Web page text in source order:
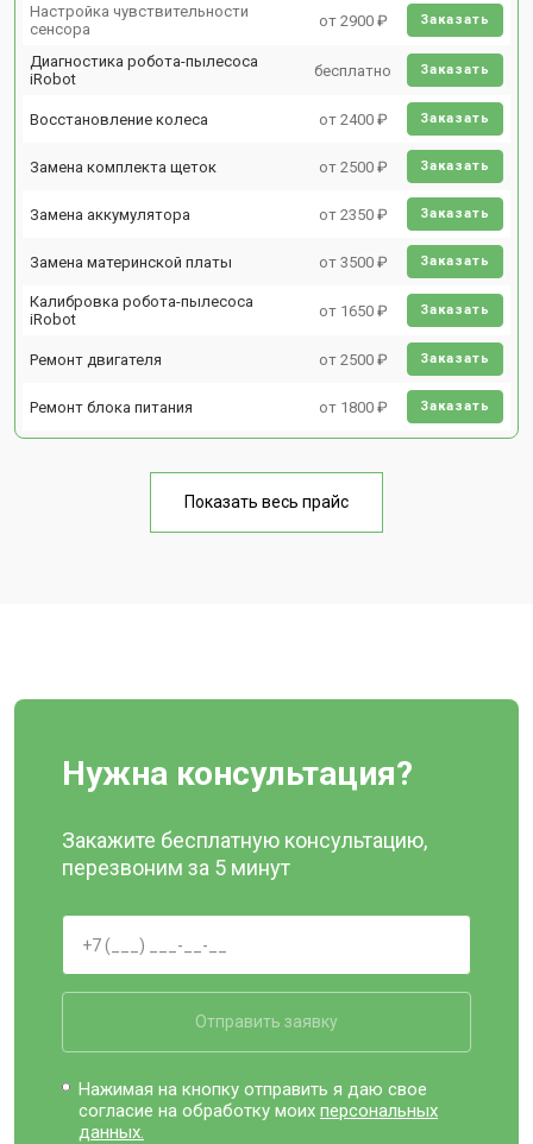
Настройка чувствительности
сенсора
от 2900 ₽ Заказать
Диагностика робота-пылесоса
iRobot
бесплатно Заказать
Восстановление колеса от 2400 ₽ Заказать
Замена комплекта щеток от 2500 ₽ Заказать
Замена аккумулятора от 2350 ₽ Заказать
Замена материнской платы от 3500 ₽ Заказать
Калибровка робота-пылесоса
iRobot
от 1650 ₽ Заказать
Ремонт двигателя от 2500 ₽ Заказать
Ремонт блока питания от 1800 ₽ Заказать
Показать весь прайс
Нужна консультация?
Закажите бесплатную консультацию,
перезвоним за 5 минут
Отправить заявку
Нажимая на кнопку отправить я даю свое
согласие на обработку моихперсональных
данных.